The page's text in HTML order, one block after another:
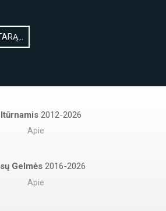
2012-2026
Apie
Gelmės 2016-2026
Apie